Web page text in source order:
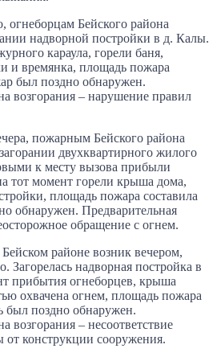
огнеборцам Бейского района
надворной постройки в д. Калы.
караула, горели баня,
и времянка, площадь пожара
был поздно обнаружен.
возгорания – нарушение правил
пожарным Бейского района
двухквартирного жилого
к месту вызова прибыли
тот момент горели крыша дома,
площадь пожара составила
обнаружен. Предварительная
обращение с огнем.
районе возник вечером,
Загорелась надворная постройка в
прибытия огнеборцев, крыша
охвачена огнем, площадь пожара
был поздно обнаружен.
возгорания – несоответствие
конструкции сооружения.